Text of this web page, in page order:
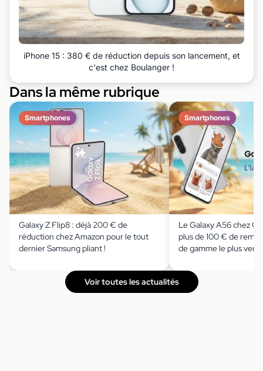
iPhone 15 : 380 € de réduction depuis son lancement, et
c'est chez Boulanger !
Dans la même rubrique
Smartphones
Galaxy Z Flip8 : déjà 200 € de
réduction chez Amazon pour le tout
dernier Samsung pliant !
Smartphones
Le Galaxy A56 chez
plus de 100 € de
de gamme le plus
Voir toutes les actualités